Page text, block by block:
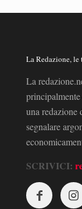
La Redazione, le
La
una redazione
segnalare
SCRIVICI: